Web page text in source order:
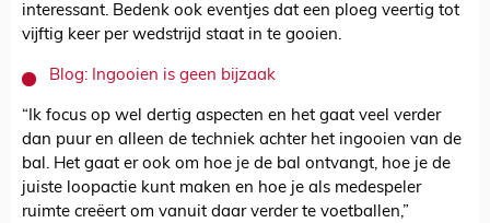
interessant. Bedenk ook eventjes dat een ploeg veertig tot
vijftig keer per wedstrijd staat in te gooien.
Blog: Ingooien is geen bijzaak
“Ik focus op wel dertig aspecten en het gaat veel verder
dan puur en alleen de techniek achter het ingooien van de
bal. Het gaat er ook om hoe je de bal ontvangt, hoe je de
juiste loopactie kunt maken en hoe je als medespeler
ruimte creëert om vanuit daar verder te voetballen,”